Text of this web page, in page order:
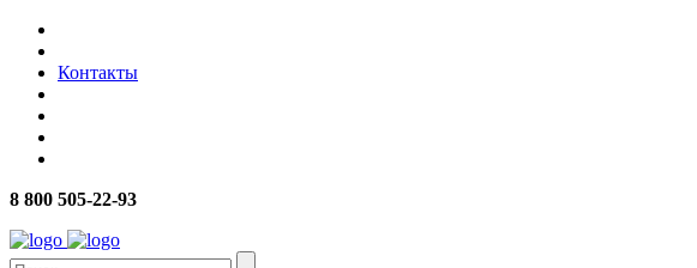
Контакты
8 800 505-22-93